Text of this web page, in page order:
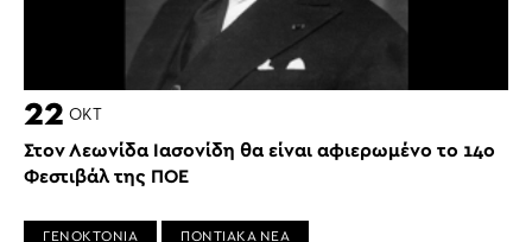
22 ΟΚΤ
Στον Λεωνίδα Ιασονίδη θα είναι αφιερωμένο το 14ο
Φεστιβάλ της ΠΟΕ
ΓΕΝΟΚΤΟΝΙΑ ΠΟΝΤΙΑΚΑ ΝΕΑ